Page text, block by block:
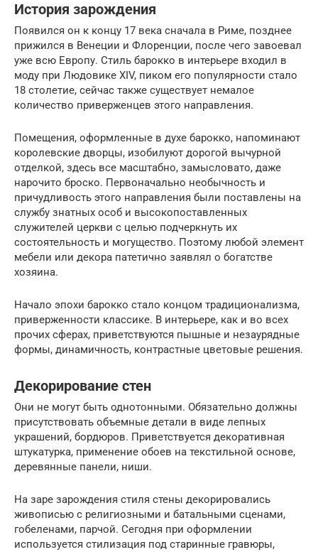
История зарождения
Появился он к концу 17 века сначала в Риме, позднее
прижился в Венеции и Флоренции, после чего завоевал
уже всю Европу. Стиль барокко в интерьере входил в
моду при Людовике ХIV, пиком его популярности стало
18 столетие, сейчас также существует немалое
количество приверженцев этого направления.
Помещения, оформленные в духе барокко, напоминают
королевские дворцы, изобилуют дорогой вычурной
отделкой, здесь все масштабно, замысловато, даже
нарочито броско. Первоначально необычность и
причудливость этого направления были поставлены на
службу знатных особ и высокопоставленных
служителей церкви с целью подчеркнуть их
состоятельность и могущество. Поэтому любой элемент
мебели или декора патетично заявлял о богатстве
хозяина.
Начало эпохи барокко стало концом традиционализма,
приверженности классике. В интерьере, как и во всех
прочих сферах, приветствуются пышные и незаурядные
формы, динамичность, контрастные цветовые решения.
Декорирование стен
Они не могут быть однотонными. Обязательно должны
присутствовать объемные детали в виде лепных
украшений, бордюров. Приветствуется декоративная
штукатурка, применение обоев на текстильной основе,
деревянные панели, ниши.
На заре зарождения стиля стены декорировались
живописью с религиозными и батальными сценами,
гобеленами, парчой. Сегодня при оформлении
используется стилизация под старинные гравюры,